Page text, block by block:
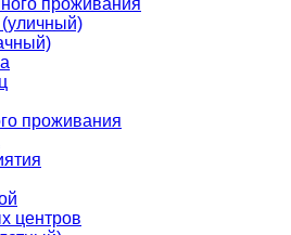
проживания
(уличный)
проживания
центров